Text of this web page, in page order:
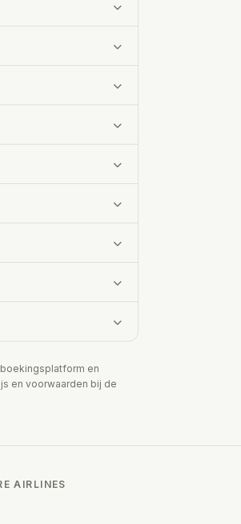
en
en voorwaarden bij de
AIRLINES